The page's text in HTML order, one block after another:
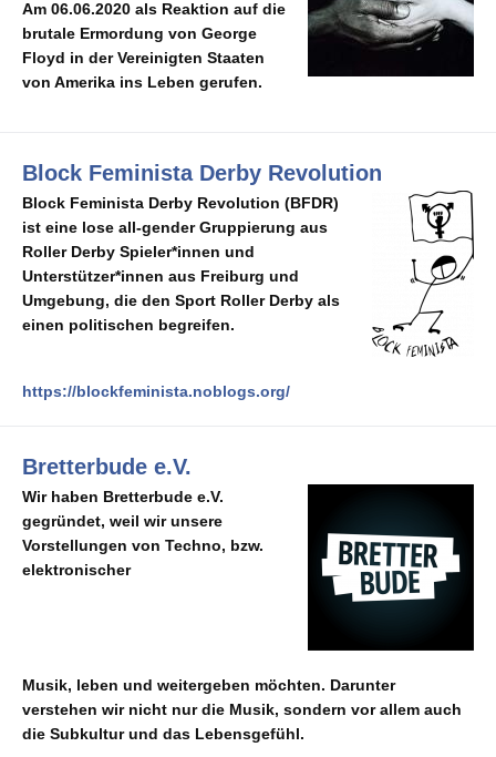
Am 06.06.2020 als Reaktion auf die
brutale Ermordung von George
Floyd in der Vereinigten Staaten
von Amerika ins Leben gerufen.
Block Feminista Derby Revolution
Block Feminista Derby Revolution (BFDR)
ist eine lose all-gender Gruppierung aus
Roller Derby Spieler*innen und
Unterstützer*innen aus Freiburg und
Umgebung, die den Sport Roller Derby als
einen politischen begreifen.
https://blockfeminista.noblogs.org/
Bretterbude e.V.
Wir haben Bretterbude e.V.
gegründet, weil wir unsere
Vorstellungen von Techno, bzw.
elektronischer
Musik, leben und weitergeben möchten. Darunter
verstehen wir nicht nur die Musik, sondern vor allem auch
die Subkultur und das Lebensgefühl.